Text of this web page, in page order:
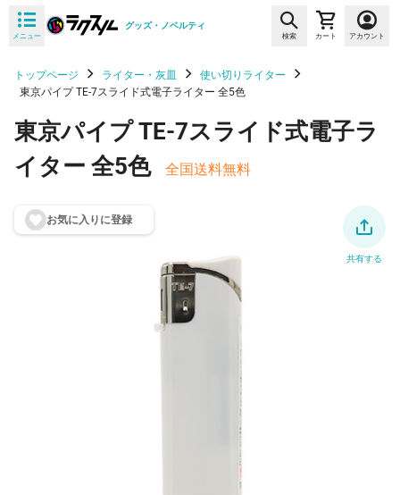
メニュー
グッズ・ノベルティ
検索 カート アカウント
トップページ ライター・灰皿
使い切りライター
東京パイプ TE-7スライド式電子ライター 全5色
東京パイプ TE-7スライド式電子ラ
イター 全5色
全国送料無料
お気に入りに登録
共有する